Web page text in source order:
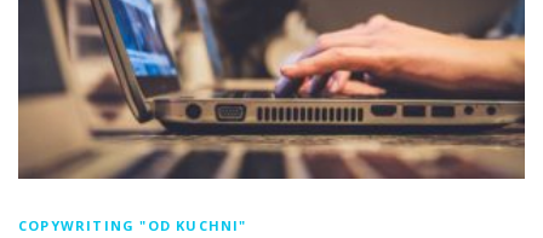
COPYWRITING "OD KUCHNI"